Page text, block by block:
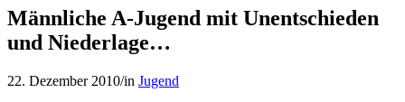
Männliche A-Jugend mit Unentschieden
und Niederlage…
22. Dezember 2010/in Jugend